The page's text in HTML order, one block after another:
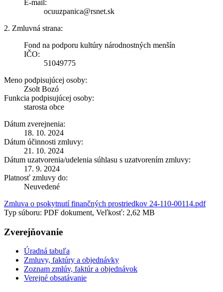
E-mail:
ocuuzpanica@rsnet.sk
2. Zmluvná strana:
Fond na podporu kultúry národnostných menšín
IČO:
51049775
Meno podpisujúcej osoby:
Zsolt Bozó
Funkcia podpisujúcej osoby:
starosta obce
Dátum zverejnenia:
18. 10. 2024
Dátum účinnosti zmluvy:
21. 10. 2024
Dátum uzatvorenia/udelenia súhlasu s uzatvorením zmluvy:
17. 9. 2024
Platnosť zmluvy do:
Neuvedené
Zmluva o psokytnutí finančných prostriedkov 24-110-00114.pdf
Typ súboru: PDF dokument, Veľkosť: 2,62 MB
Zverejňovanie
Úradná tabuľa
Zmluvy, faktúry a objednávky
Zoznam zmlúv, faktúr a objednávok
Verejné obsatávanie